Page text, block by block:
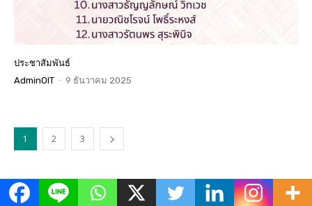
ประชาสัมพันธ์
AdminOIT - 9 ธันวาคม 2025
1 2 3
ข่าวเด่น All